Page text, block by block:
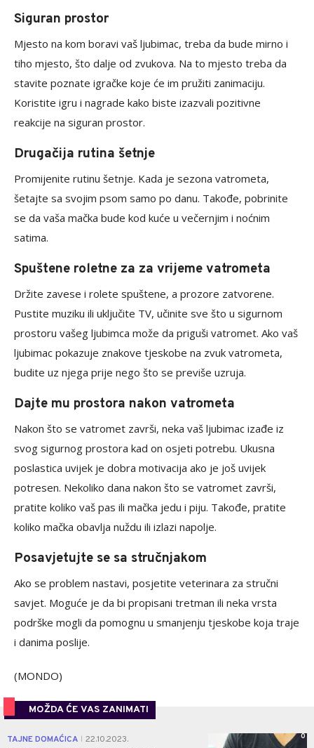
Siguran prostor
Mjesto na kom boravi vaš ljubimac, treba da bude mirno i
tiho mjesto, što dalje od zvukova. Na to mjesto treba da
stavite poznate igračke koje će im pružiti zanimaciju.
Koristite igru ​​i nagrade kako biste izazvali pozitivne
reakcije na siguran prostor.
Drugačija rutina šetnje
Promijenite rutinu šetnje. Kada je sezona vatrometa,
šetajte sa svojim psom samo po danu. Takođe, pobrinite
se da vaša mačka bude kod kuće u večernjim i noćnim
satima.
Spuštene roletne za za vrijeme vatrometa
Držite zavese i rolete spuštene, a prozore zatvorene.
Pustite muziku ili uključite TV, učinite sve što u sigurnom
prostoru vašeg ljubimca može da priguši vatromet. Ako vaš
ljubimac pokazuje znakove tjeskobe na zvuk vatrometa,
budite uz njega prije nego što se previše uzruja.
Dajte mu prostora nakon vatrometa
Nakon što se vatromet završi, neka vaš ljubimac izađe iz
svog sigurnog prostora kad on osjeti potrebu. Ukusna
poslastica uvijek je dobra motivacija ako je još uvijek
potresen. Nekoliko dana nakon što se vatromet završi,
pratite koliko vaš pas ili mačka jedu i piju. Takođe, pratite
koliko mačka obavlja nuždu ili izlazi napolje.
Posavjetujte se sa stručnjakom
Ako se problem nastavi, posjetite veterinara za stručni
savjet. Moguće je da bi propisani tretman ili neka vrsta
podrške mogli da pomognu u smanjenju tjeskobe koja traje
i danima poslije.
(MONDO)
MOŽDA ĆE VAS ZANIMATI
TAJNE DOMAĆICA 22.10.2023. 0